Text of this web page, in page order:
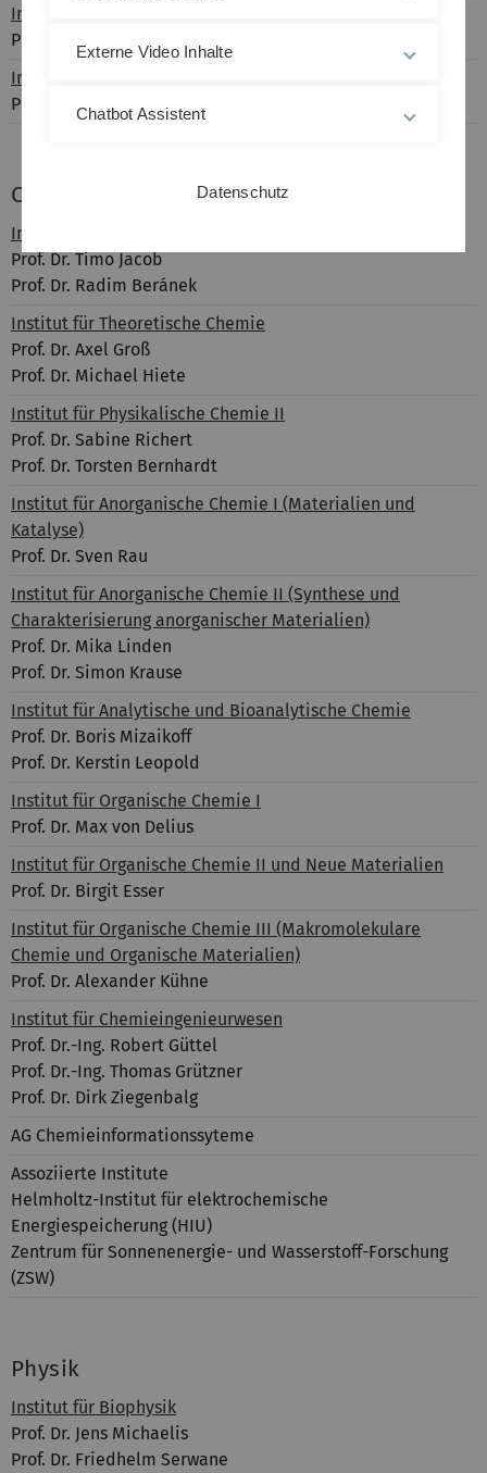
Institut für Proteinbiochemie
Prof. Dr. Marcus Fändrich
Institut für Pharmazeutische Biotechnologie
Prof. Dr. Dierk Niessing
Chemie
Institut für Elektrochemie
Prof. Dr. Timo Jacob
Prof. Dr. Radim Beránek
Institut für Theoretische Chemie
Prof. Dr. Axel Groß
Prof. Dr. Michael Hiete
Institut für Physikalische Chemie II
Prof. Dr. Sabine Richert
Prof. Dr. Torsten Bernhardt
Institut für Anorganische Chemie I (Materialien und
Katalyse)
Prof. Dr. Sven Rau
Institut für Anorganische Chemie II (Synthese und
Charakterisierung anorganischer Materialien)
Prof. Dr. Mika Linden
Prof. Dr. Simon Krause
Institut für Analytische und Bioanalytische Chemie
Prof. Dr. Boris Mizaikoff
Prof. Dr. Kerstin Leopold
Institut für Organische Chemie I
Prof. Dr. Max von Delius
Institut für Organische Chemie II und Neue Materialien
Prof. Dr. Birgit Esser
Institut für Organische Chemie III (Makromolekulare
Chemie und Organische Materialien)
Prof. Dr. Alexander Kühne
Institut für Chemieingenieurwesen
Prof. Dr.-Ing. Robert Güttel
Prof. Dr.-Ing. Thomas Grützner
Prof. Dr. Dirk Ziegenbalg
AG Chemieinformationssyteme
Assoziierte Institute
Helmholtz-Institut für elektrochemische
Energiespeicherung (HIU)
Zentrum für Sonnenenergie- und Wasserstoff-Forschung
(ZSW)
Physik
Institut für Biophysik
Prof. Dr. Jens Michaelis
Prof. Dr. Friedhelm Serwane
Externe Video Inhalte
Chatbot Assistent
Datenschutz